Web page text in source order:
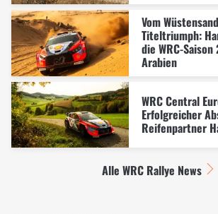
Vom
Titeltriumph:
die WRC-
Arabien
WRC Central
Erfolgreicher
Reifenpartner
Alle WRC Rallye News